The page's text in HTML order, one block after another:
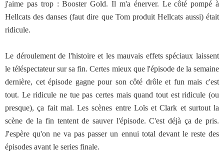
j'aime pas trop : Booster Gold. Il m'a énerver. Le côté pompé à
Hellcats des danses (faut dire que Tom produit Hellcats aussi) était
ridicule.
Le déroulement de l'histoire et les mauvais effets spéciaux laissent
le téléspectateur sur sa fin. Certes mieux que l'épisode de la semaine
dernière, cet épisode gagne pour son côté drôle et fun mais c'est
tout. Le ridicule ne tue pas certes mais quand tout est ridicule (ou
presque), ça fait mal. Les scènes entre Loïs et Clark et surtout la
scène de la fin tentent de sauver l'épisode. C'est déjà ça de pris.
J'espère qu'on ne va pas passer un ennui total devant le reste des
épisodes avant le series finale.